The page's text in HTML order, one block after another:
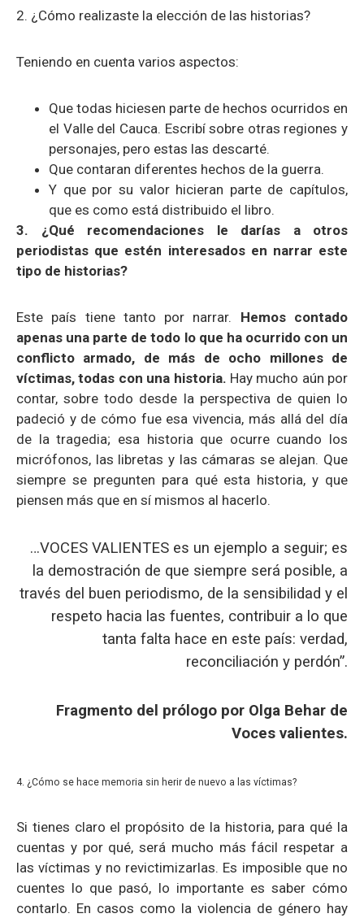
2. ¿Cómo realizaste la elección de las historias?
Teniendo en cuenta varios aspectos:
Que todas hiciesen parte de hechos ocurridos en
el Valle del Cauca. Escribí sobre otras regiones y
personajes, pero estas las descarté.
Que contaran diferentes hechos de la guerra.
Y que por su valor hicieran parte de capítulos,
que es como está distribuido el libro.
3.
¿ Qué recomendaciones le darías a otros
periodistas que estén interesados en narrar este
tipo de historias?
Este país tiene tanto por narrar. Hemos contado
apenas una parte de todo lo que ha ocurrido con un
conflicto armado, de más de ocho millones de
víctimas, todas con una historia. Hay mucho aún por
contar, sobre todo desde la perspectiva de quien lo
padeció y de cómo fue esa vivencia, más allá del día
de la tragedia; esa historia que ocurre cuando los
micrófonos, las libretas y las cámaras se alejan. Que
siempre se pregunten para qué esta historia, y que
piensen más que en sí mismos al hacerlo.
…VOCES VALIENTES es un ejemplo a seguir; es
la demostración de que siempre será posible, a
través del buen periodismo, de la sensibilidad y el
respeto hacia las fuentes, contribuir a lo que
tanta falta hace en este país: verdad,
reconciliación y perdón”.
Fragmento del prólogo por Olga Behar de
Voces valientes.
4. ¿Cómo se hace memoria sin herir de nuevo a las víctimas?
Si tienes claro el propósito de la historia, para qué la
cuentas y por qué, será mucho más fácil respetar a
las víctimas y no revictimizarlas. Es imposible que no
cuentes lo que pasó, lo importante es saber cómo
contarlo. En casos como la violencia de género hay